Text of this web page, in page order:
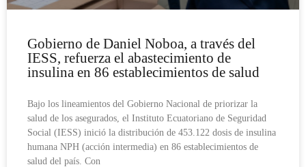
Gobierno de Daniel Noboa, a través del
IESS, refuerza el abastecimiento de
insulina en 86 establecimientos de salud
Bajo los lineamientos del Gobierno Nacional de priorizar la
salud de los asegurados, el Instituto Ecuatoriano de Seguridad
Social (IESS) inició la distribución de 453.122 dosis de insulina
humana NPH (acción intermedia) en 86 establecimientos de
salud del país. Con